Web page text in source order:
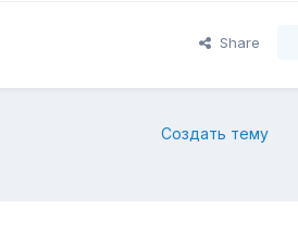
Share
Создать тему